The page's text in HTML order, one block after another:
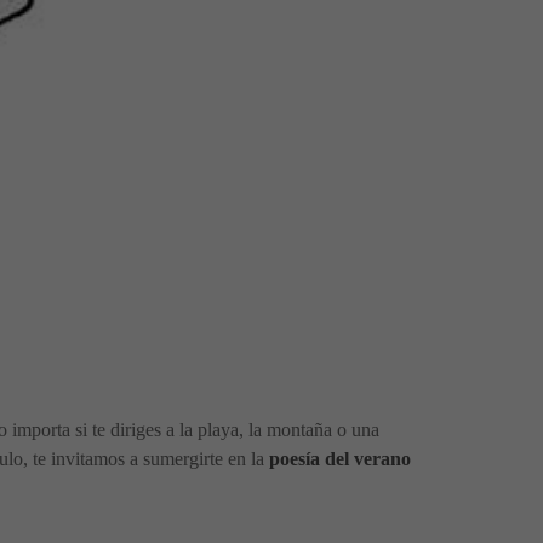
si te diriges a la playa, la montaña o una
te invitamos a sumergirte en la poesía del verano